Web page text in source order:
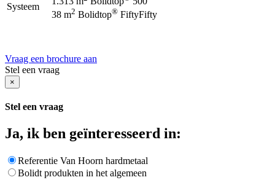
Systeem
38 m2 Bolidtop® FiftyFifty
Vraag een brochure aan
Stel een vraag
×
Stel een vraag
Ja, ik ben geïnteresseerd in:
Referentie Van Hoorn hardmetaal
Bolidt produkten in het algemeen